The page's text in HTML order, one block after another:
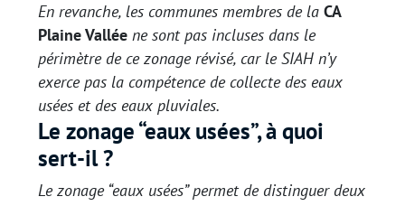
En revanche, les communes membres de laCA
Plaine Vallée ne sont pas incluses dans le
périmètre de ce zonage révisé, car le SIAH n’y
exerce pas la compétence de collecte des eaux
usées et des eaux pluviales.
Le zonage “eaux usées”, à quoi
sert-il ?
Le zonage “eaux usées” permet de distinguer deux